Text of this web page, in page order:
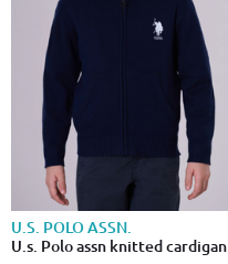
U.S. POLO ASSN.
U.s. Polo assn knitted cardigan